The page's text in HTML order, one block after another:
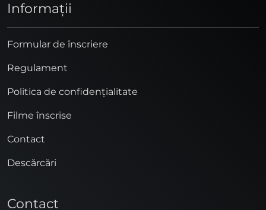
Informaţii
Formular de înscriere
Regulament
Politica de confidențialitate
Filme înscrise
Contact
Descărcări
Contact